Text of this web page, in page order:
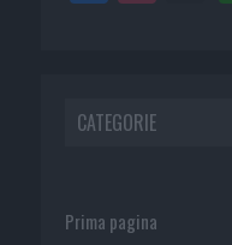
CATEGORIE
Prima pagina